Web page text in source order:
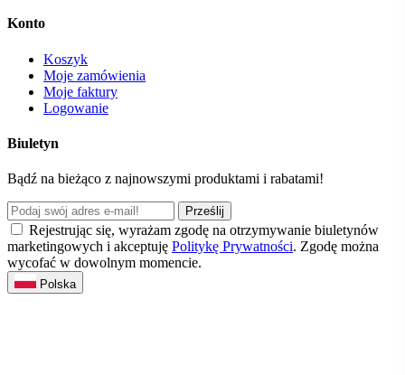
Konto
Koszyk
Moje zamówienia
Moje faktury
Logowanie
Biuletyn
Bądź na bieżąco z najnowszymi produktami i rabatami!
Prześlij
Rejestrując się, wyrażam zgodę na otrzymywanie biuletynów
marketingowych i akceptuję Politykę Prywatności. Zgodę można
wycofać w dowolnym momencie.
Polska